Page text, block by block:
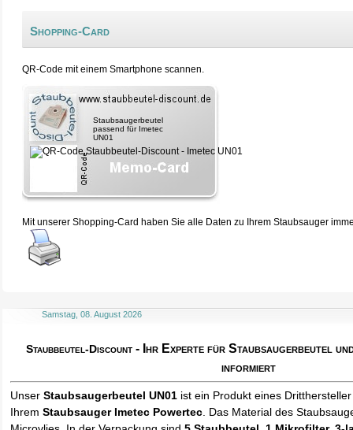
Shopping-Card
QR-Code mit einem Smartphone scannen.
Staubsaugerbeutel
passend für Imetec
UN01
Mit unserer Shopping-Card haben Sie alle Daten zu Ihrem Staubsauger
Samstag, 08. August 2026
Staubbeutel-Discount - Ihr Experte für Staubsaugerbeutel
informiert
UnserStaubsaugerbeutel UN01 ist ein Produkt eines
IhremStaubsauger Imetec Powertec . Das Material des